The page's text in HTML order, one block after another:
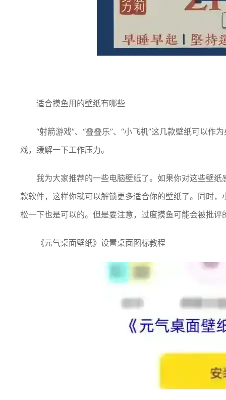
适合摸鱼用的壁纸有哪些
“射箭游戏”、“叠叠乐”、“小飞机”这几款壁纸可以
戏，缓解一下工作压力。
我为大家推荐的一些电脑壁纸了。如果你对这些壁
款软件，这样你就可以解锁更多适合你的壁纸了。同时
松一下也是可以的。但是要注意，过度摸鱼可能会被批评
《元气桌面壁纸》设置桌面图标教程